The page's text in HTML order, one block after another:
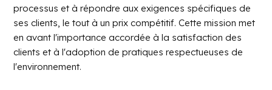
processus et à répondre aux exigences spécifiques de
ses clients, le tout à un prix compétitif. Cette mission met
en avant l'importance accordée à la satisfaction des
clients et à l'adoption de pratiques respectueuses de
l'environnement.